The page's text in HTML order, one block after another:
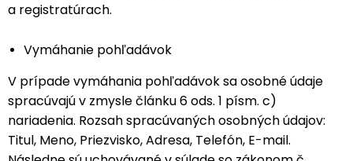
a registratúrach.
Vymáhanie pohľadávok
V prípade vymáhania pohľadávok sa osobné údaje
spracúvajú v zmysle článku 6 ods. 1 písm. c)
nariadenia. Rozsah spracúvaných osobných údajov:
Titul, Meno, Priezvisko, Adresa, Telefón, E-mail.